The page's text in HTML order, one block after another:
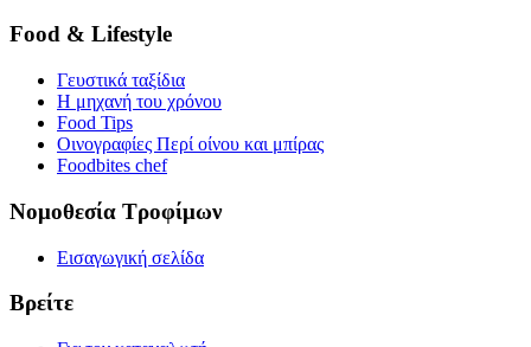
Food & Lifestyle
Γευστικά ταξίδια
Η μηχανή του χρόνου
Food Tips
Οινογραφίες Περί οίνου και μπίρας
Foodbites chef
Νομοθεσία Τροφίμων
Εισαγωγική σελίδα
Βρείτε